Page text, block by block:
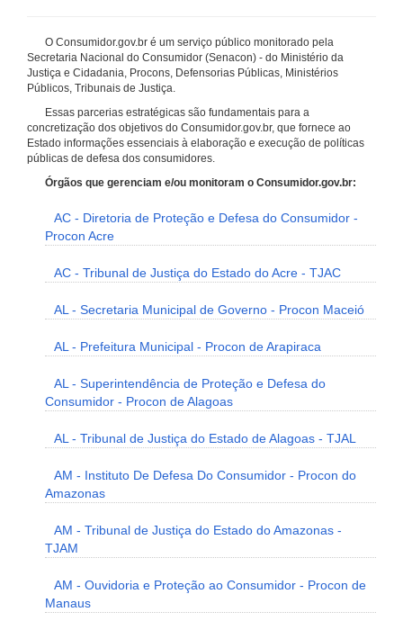
O Consumidor.gov.br é um serviço público monitorado pela
Secretaria Nacional do Consumidor (Senacon) - do Ministério da
Justiça e Cidadania, Procons, Defensorias Públicas, Ministérios
Públicos, Tribunais de Justiça.
Essas parcerias estratégicas são fundamentais para a
concretização dos objetivos do Consumidor.gov.br, que fornece ao
Estado informações essenciais à elaboração e execução de políticas
públicas de defesa dos consumidores.
Órgãos que gerenciam e/ou monitoram o Consumidor.gov.br:
AC - Diretoria de Proteção e Defesa do Consumidor -
Procon Acre
AC - Tribunal de Justiça do Estado do Acre - TJAC
AL - Secretaria Municipal de Governo - Procon Maceió
AL - Prefeitura Municipal - Procon de Arapiraca
AL - Superintendência de Proteção e Defesa do
Consumidor - Procon de Alagoas
AL - Tribunal de Justiça do Estado de Alagoas - TJAL
AM - Instituto De Defesa Do Consumidor - Procon do
Amazonas
AM - Tribunal de Justiça do Estado do Amazonas -
TJAM
AM - Ouvidoria e Proteção ao Consumidor - Procon de
Manaus